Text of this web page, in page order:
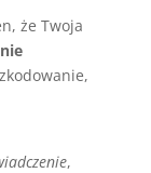
że Twoja
,